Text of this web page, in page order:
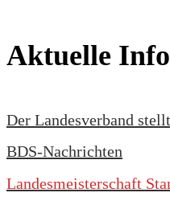
Aktuelle
Der Landesverband
BDS-Nachrichten
Landesmeisterschaft